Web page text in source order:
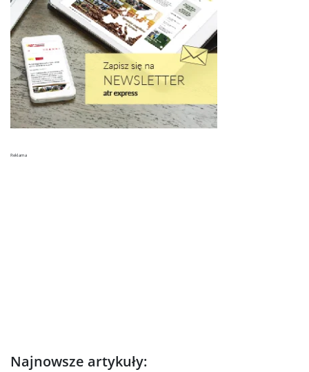
Najnowsze artykuły:
Reklama